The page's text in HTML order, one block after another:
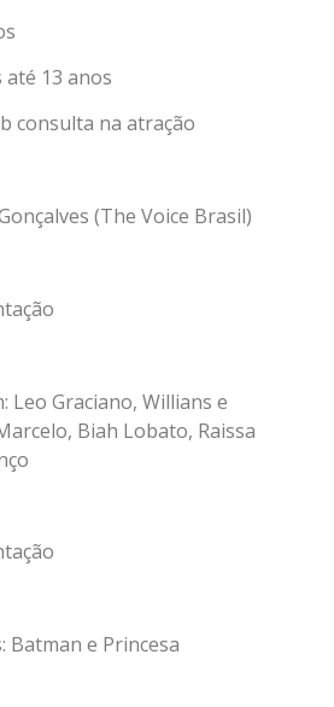
até 13 anos
consulta na atração
(The Voice Brasil)
Leo Graciano, Willians e
Biah Lobato, Raissa
e Princesa